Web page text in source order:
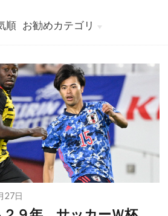
順 お勧めカテゴリ
投稿
学び
マンガ
電子書籍
27日